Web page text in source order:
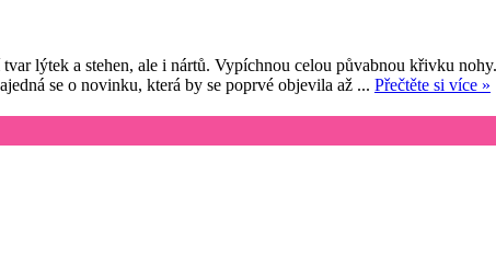
lýtek a stehen, ale i nártů. Vypíchnou celou půvabnou křivku
se o novinku, která by se poprvé objevila až ... Přečtěte si více »